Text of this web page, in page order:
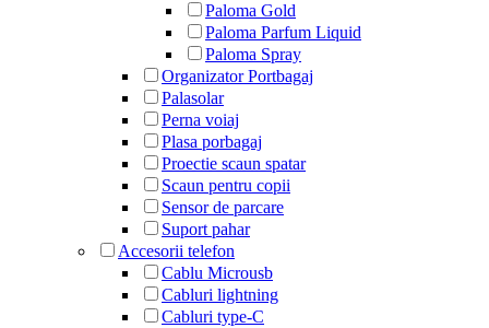
Paloma Gold
Paloma Parfum Liquid
Paloma Spray
Organizator Portbagaj
Palasolar
Perna voiaj
Plasa porbagaj
Proectie scaun spatar
Scaun pentru copii
Sensor de parcare
Suport pahar
Accesorii telefon
Cablu Microusb
Cabluri lightning
Cabluri type-C